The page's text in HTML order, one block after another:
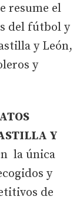
resume el
del fútbol y
y León,
y
Y
la única
y
de